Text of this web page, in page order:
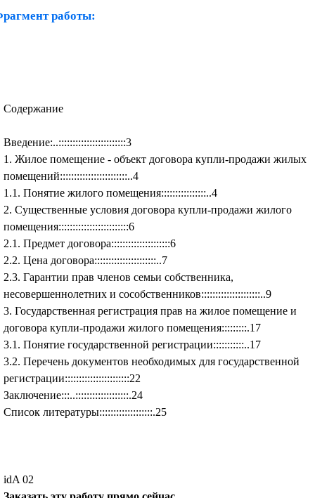
работы:
Содержание
Введение:..::::::::::::::::::::::::3
1. Жилое помещение - объект договора купли-продажи жилых
помещений::::::::::::::::::::::::..4
1.1. Понятие жилого помещения::::::::::::::::..4
2. Существенные условия договора купли-продажи жилого
помещения:::::::::::::::::::::::::6
2.1. Предмет договора:::::::::::::::::::::6
2.2. Цена договора::::::::::::::::::::::..7
2.3. Гарантии прав членов семьи собственника,
несовершеннолетних и сособственников:::::::::::::::::::::..9
3. Государственная регистрация прав на жилое помещение и
договора купли-продажи жилого помещения:::::::::.17
3.1. Понятие государственной регистрации:::::::::::..17
3.2. Перечень документов необходимых для государственной
регистрации:::::::::::::::::::::::22
Заключение:::..:::::::::::::::::::.24
Список литературы:::::::::::::::::::.25
idA 02